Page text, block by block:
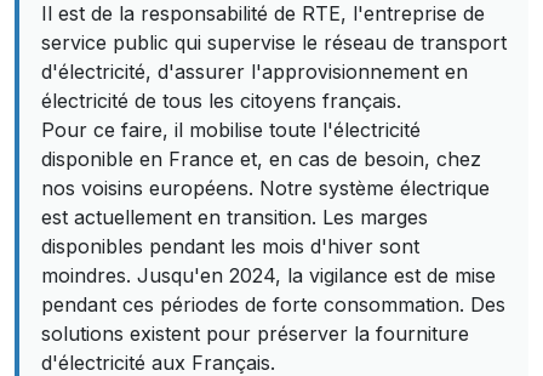
Il est de la responsabilité de RTE, l'entreprise de
service public qui supervise le réseau de transport
d'électricité, d'assurer l'approvisionnement en
électricité de tous les citoyens français.
Pour ce faire, il mobilise toute l'électricité
disponible en France et, en cas de besoin, chez
nos voisins européens. Notre système électrique
est actuellement en transition. Les marges
disponibles pendant les mois d'hiver sont
moindres. Jusqu'en 2024, la vigilance est de mise
pendant ces périodes de forte consommation. Des
solutions existent pour préserver la fourniture
d'électricité aux Français.